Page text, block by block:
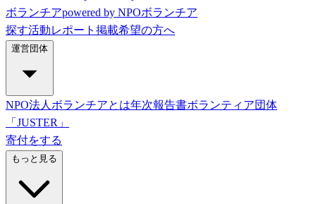
ボランチアpowered by NPOボランチア
探す活動レポート 掲載希望の方へ
運営団体
NPO法人ボランチアとは年次報告書ボランティア団体
「JUSTER」
寄付をする
もっと見る